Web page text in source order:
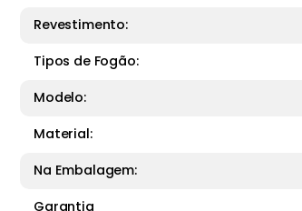
Revestimento:
Tipos de Fogão:
Modelo:
Material:
Na Embalagem:
Garantia